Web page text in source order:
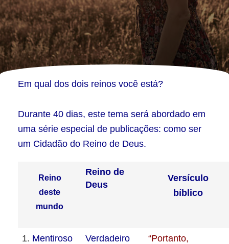
Reino
mundo
vs
Reino
Deus
Em qual dos dois reinos você está?
Durante 40 dias, este tema será abordado em
uma série especial de publicações: como ser
um Cidadão do Reino de Deus.
Reino
deste
mundo
Reino de
Deus
Versículo
bíbl ico
1. Mentiroso Verdadeiro
“Portanto,